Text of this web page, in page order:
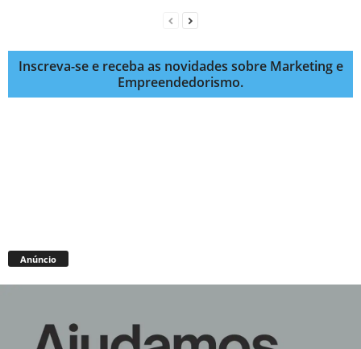
Inscreva-se e receba as novidades sobre Marketing e
Empreendedorismo.
Anúncio